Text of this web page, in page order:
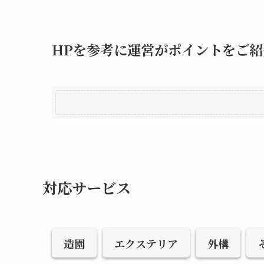
HPを参考に運営がポイントをご
対応サービス
造園 エクステリア 外構